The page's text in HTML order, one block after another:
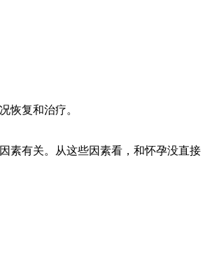
恢复和治疗。
素有关。从这些因素看，和怀孕没直接